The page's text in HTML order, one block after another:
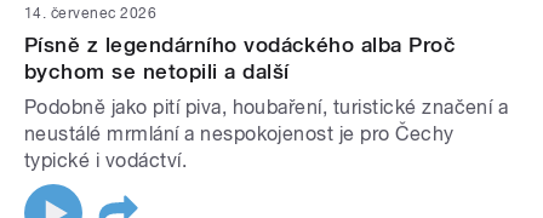
14. červenec 2026
Písně z legendárního vodáckého alba Proč
bychom se netopili a další
Podobně jako pití piva, houbaření, turistické značení a
neustálé mrmlání a nespokojenost je pro Čechy
typické i vodáctví.